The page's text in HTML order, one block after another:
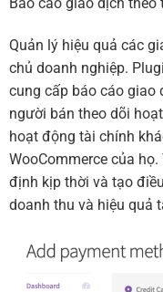
Quản lý hiệu quả các
chủ doanh nghiệp.
cung cấp báo cáo giao
người bán theo dõi
hoạt động tài chính
WooCommerce của
định kịp thời và tạo
doanh thu và hiệu quả